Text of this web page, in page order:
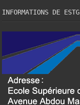
INFORMATIONS DE ESTG